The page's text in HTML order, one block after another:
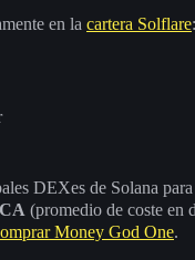
en la cartera Solflare:
DEXes de Solana
(promedio de coste en
Money God One.